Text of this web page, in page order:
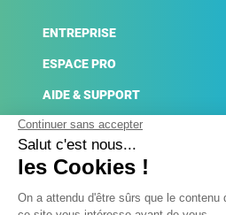
ENTREPRISE
ESPACE PRO
AIDE & SUPPORT
ACTUALITÉS
Mentions